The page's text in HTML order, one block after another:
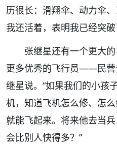
历很长：滑翔伞、动力伞、
我还活着，表明我已经突
张继星还有一个更大
更多优秀的飞行员——民营
继星说。“如果我们的小孩
机，知道飞机怎么修、怎
就能飞起来。将来他去当
会比别人快得多？”